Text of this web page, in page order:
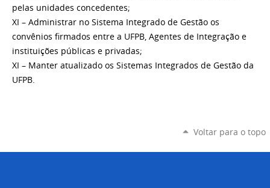
pelas unidades concedentes;
XI – Administrar no Sistema Integrado de Gestão os
convênios firmados entre a UFPB, Agentes de Integração e
instituições públicas e privadas;
XI – Manter atualizado os Sistemas Integrados de Gestão da
UFPB.
Voltar para o topo